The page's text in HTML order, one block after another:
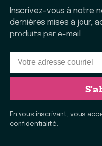
Inscrivez-vous à notre
dernières mises à jour,
produits par e-mail.
En vous inscrivant, vous
confidentialité.